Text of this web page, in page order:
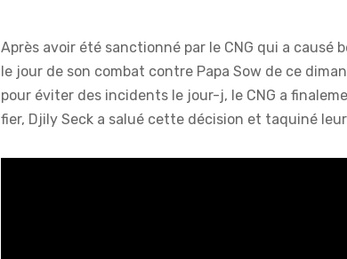
Après avoir été sanctionné par le CNG qui a causé
le jour de son combat contre Papa Sow de ce
pour éviter des incidents le jour-j, le CNG a
fier, Djily Seck a salué cette décision et taquiné